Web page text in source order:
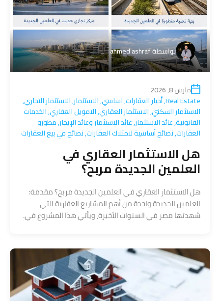
بواسطةahmed ashraf
مارس 8, 2026
Real Estate
,أخبار العقارات,اساسي,الاستثمار,الاستثمار التجاري,
الاستثمار السكني,الاستثمار العقاري,التمويل العقاري,الخدمات
القانونية,عائد الاستثمار,عائد الاستثمار وعائد الإيجار,مطورو
العقارات,نصائح أساسية لامتلاك العقارات,نصائح في بيع العقارات
هل الاستثمار العقاري في
العلمين الجديدة مربح؟
هل الاستثمار العقاري في العلمين الجديدة مربح؟ مقدمة:
العلمين الجديدة واحدة من أهم المشاريع العقارية التي
شهدتها مصر في السنوات الأخيرة، ويأتي هذا المشروع في.